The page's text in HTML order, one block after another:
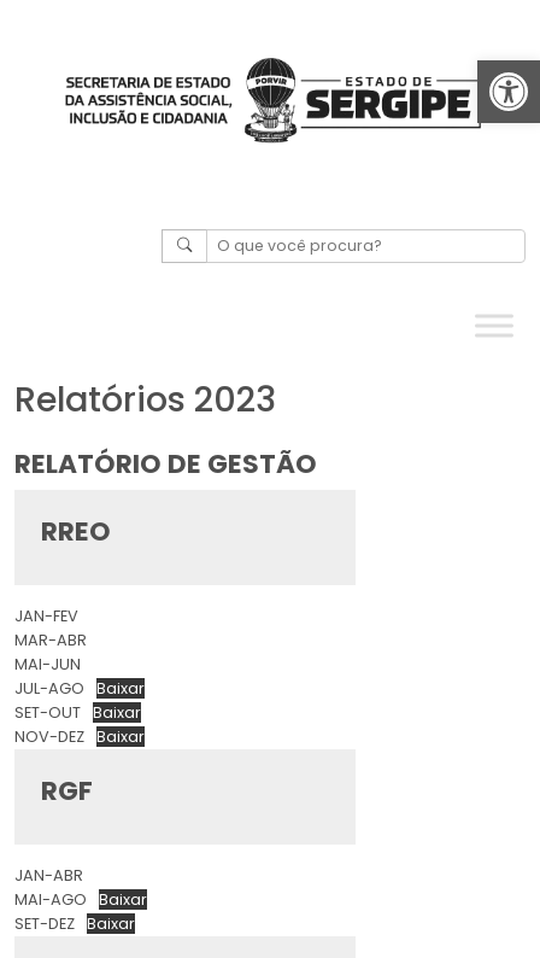
Abrir
Relatórios 2023
RELATÓRIO DE GESTÃO
RREO
JAN-FEV
MAR-ABR
MAI-JUN
JUL-AGO
Baixar
SET-OUT Baixar
NOV-DEZ Baixar
RGF
JAN-ABR
MAI-AGO
Baixar
SET-DEZ Baixar